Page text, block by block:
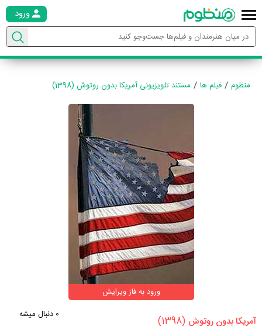
ورود
منظوم فیلم ها مستند تلویزیونی آمریکا بدون روتوش (1398)
ورود به فاز ویرایش
‏آمریکا بدون روتوش‏ (1398)
0 دنبال میشه